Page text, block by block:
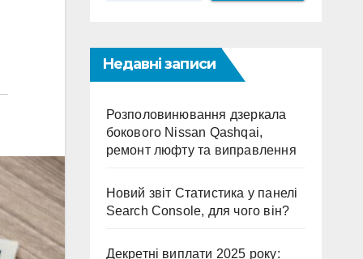
Недавні записи
Розполовинювання дзеркала
бокового Nissan Qashqai,
ремонт люфту та виправлення
Новий звіт Статистика у панелі
Search Console, для чого він?
Декретні виплати 2025 року: